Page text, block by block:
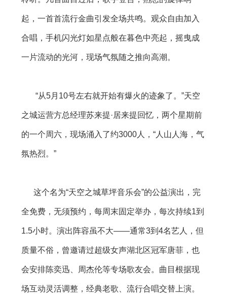
起，一首首流行金曲引发全场共鸣。观众自由加入
合唱，手机闪光灯如星点般在暮色中亮起，摇曳成
一片流动的光河，现场气氛随之推向高潮。
“从5月10号左右就开始有爆火的迹象了。”天空
之城运营方总经理苏来提·居来提回忆，两个星期前
的一个周六，现场涌入了约3000人，“人山人海，气
氛热烈。”
这个名为“天空之城草坪音乐会”的公益演出，完
全免费，无须预约，每周末固定举办，每次持续1到
1.5小时。演出阵容虽不大——通常3到4名艺人，但
质量不俗，曾邀请过超级女声湖北区冠军唐菲，也
会安排陈奕迅、周杰伦等专场歌友会。曲目根据现
场互动灵活调整，经典老歌、流行合唱交替上演。